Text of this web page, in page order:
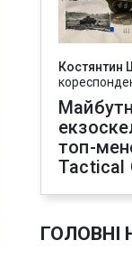
Костянтин
топ-
Tactical
ГОЛОВНІ